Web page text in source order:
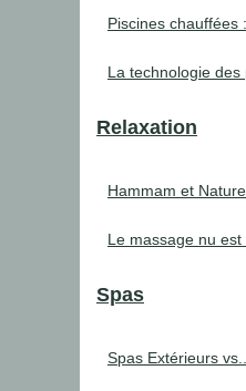
Piscines chauffées :
La technologie des
Relaxation
Hammam et
Le massage nu est
Spas
Spas Extérieurs vs....